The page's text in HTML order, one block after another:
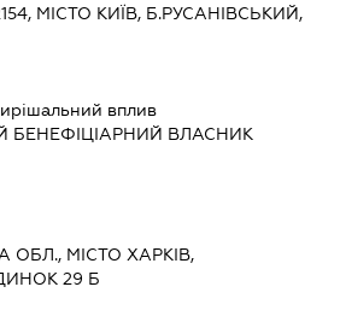
МІСТО КИЇВ, Б.РУСАНІВСЬКИЙ,
вплив
БЕНЕФІЦІАРНИЙ ВЛАСНИК
ОБЛ., МІСТО ХАРКІВ,
29 Б